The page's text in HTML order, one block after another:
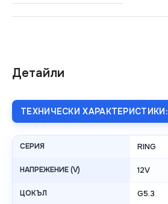
Детайли
ТЕХНИЧЕСКИ ХАРАКТЕРИСТИКИ:
СЕРИЯ RING
НАПРЕЖЕНИЕ (V) 12V
ЦОКЪЛ G5.3